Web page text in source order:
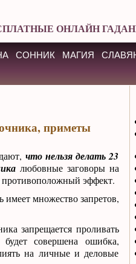
ОНЛАЙН
СОННИК МАГИЯ
приметы
что нельзя делать 23
любовные заговоры на
противоположный эффект.
множество запретов,
запрещается проливать
совершена ошибка,
на личные и деловые